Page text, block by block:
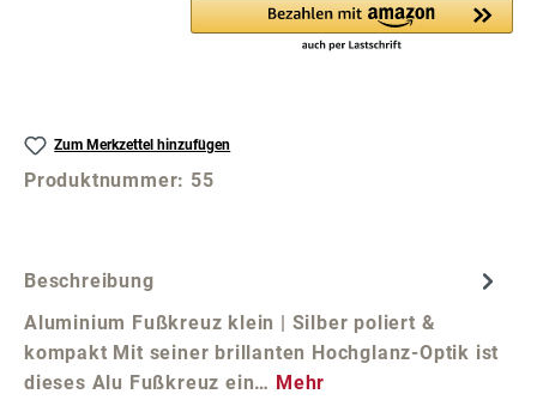
Zum Merkzettel hinzufügen
Produktnummer: 55
Beschreibung
Aluminium Fußkreuz klein | Silber poliert &
kompakt Mit seiner brillanten Hochglanz-Optik ist
dieses Alu Fußkreuz ein… Mehr